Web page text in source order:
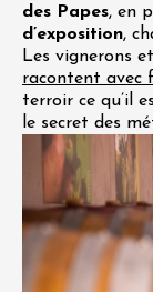
des Papes, en
d’exposition,
Les vignerons
racontent avec
terroir ce qu’il
le secret des